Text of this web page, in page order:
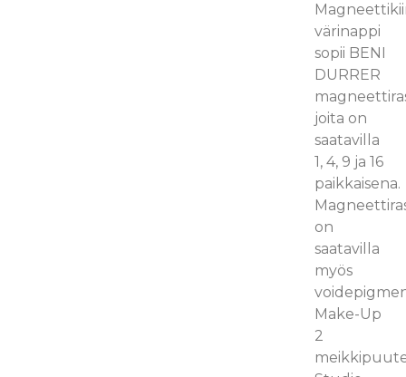
värinappi
sopii BENI
DURRER
joita on
saatavilla
1, 4, 9 ja 16
paikkaisena.
on
saatavilla
myös
Make-Up
2